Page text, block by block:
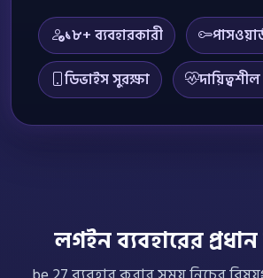
১৮+ ব্যবহারকারী
ডিভাইস সুরক্ষা
লগইন ব্যবহারের প্রধান